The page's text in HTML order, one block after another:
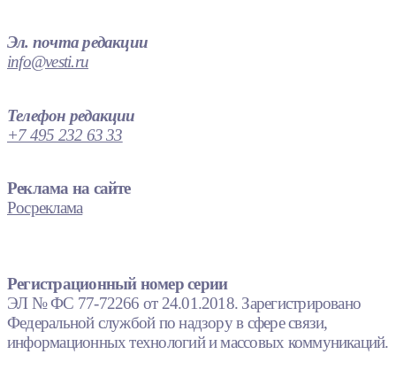
Эл. почта редакции
info@vesti.ru
Телефон редакции
+7 495 232 63 33
Реклама на сайте
Росреклама
Регистрационный номер серии
ЭЛ № ФС 77-72266 от 24.01.2018. Зарегистрировано
Федеральной службой по надзору в сфере связи,
информационных технологий и массовых коммуникаций.